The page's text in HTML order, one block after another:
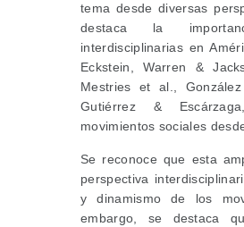
tema desde diversas
destaca la
interdisciplinarias en
Eckstein, Warren &
Mestries et al.,
Gutiérrez &
movimientos sociales
Se reconoce que esta
perspectiva
y dinamismo de los
embargo, se destaca